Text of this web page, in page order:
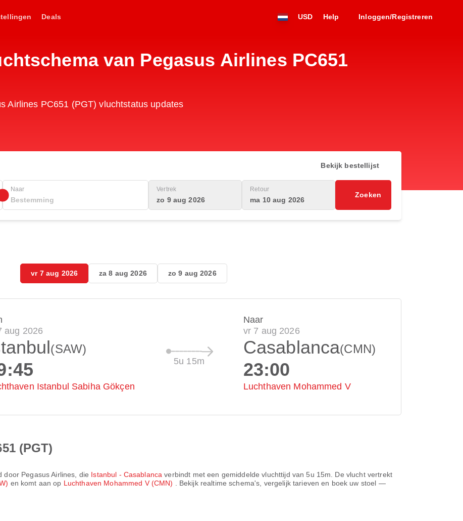
Deals USD Help Inloggen/Registreren
van Pegasus Airlines PC651
Airlines PC651 (PGT) vluchtstatus updates
Bekijk bestellijst
Naar Vertrek
zo 9 aug 2026
Retour
ma 10 aug 2026
Zoeken
vr 7 aug 2026 za 8 aug 2026 zo 9 aug 2026
aug 2026
(SAW)
Istanbul Sabiha Gökçen
5u 15m
Naar
vr 7 aug 2026
Casablanca(CMN)
23:00
Luchthaven Mohammed V
(PGT)
door Pegasus Airlines , die Istanbul - Casablanca verbindt met een gemiddelde vluchttijd van 5u 15m . De vlucht vertrekt
en komt aan op Luchthaven Mohammed V (CMN)
. Bekijk realtime schema's, vergelijk tarieven en boek uw stoel —